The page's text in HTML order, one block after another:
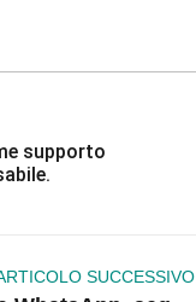
supporto
SUCCESSIVO